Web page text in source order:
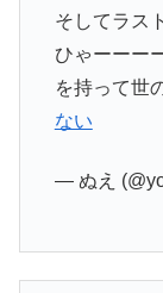
そしてラス
ひゃーーー
を持って世
ない
— ぬえ